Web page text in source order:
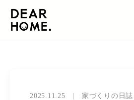
2025.11.25 家づくりの日誌